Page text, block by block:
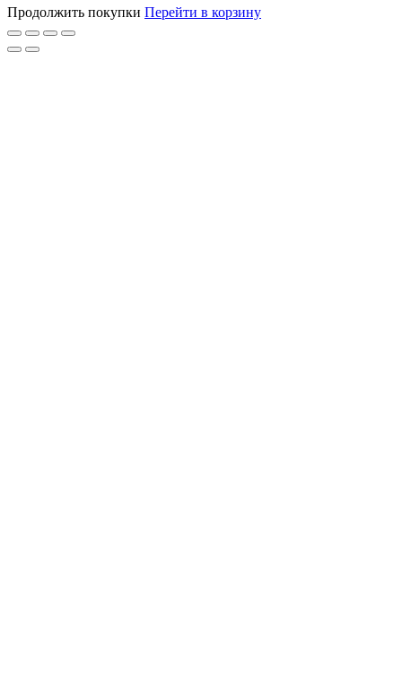
Продолжить покупки Перейти в корзину